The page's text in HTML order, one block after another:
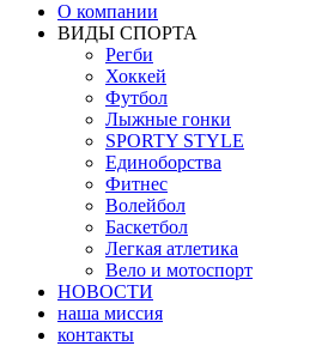
О компании
ВИДЫ СПОРТА
Регби
Хоккей
Футбол
Лыжные гонки
SPORTY STYLE
Единоборства
Фитнес
Волейбол
Баскетбол
Легкая атлетика
Вело и мотоспорт
НОВОСТИ
наша миссия
контакты